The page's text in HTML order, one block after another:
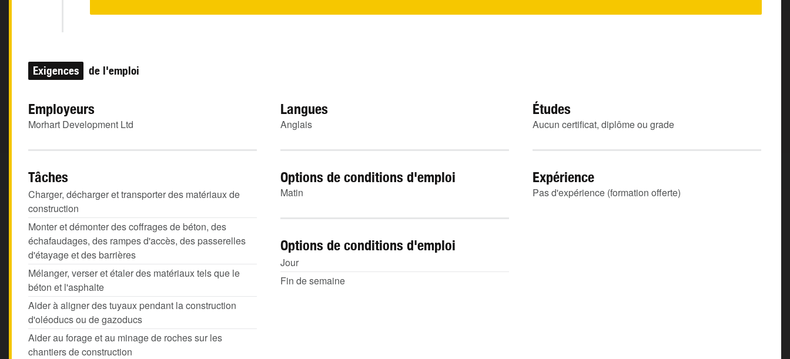
Exigences de l'emploi
Employeurs
Morhart Development Ltd
Langues
Anglais
Études
Aucun certificat, diplôme ou grade
Tâches
Charger, décharger et transporter des matériaux de
construction
Monter et démonter des coffrages de béton, des
échafaudages, des rampes d'accès, des passerelles
d'étayage et des barrières
Mélanger, verser et étaler des matériaux tels que le
béton et l'asphalte
Aider à aligner des tuyaux pendant la construction
d'oléoducs ou de gazoducs
Aider au forage et au minage de roches sur les
chantiers de construction
Options de conditions d'emploi
Matin
Expérience
Pas d'expérience (formation offerte)
Options de conditions d'emploi
Jour
Fin de semaine